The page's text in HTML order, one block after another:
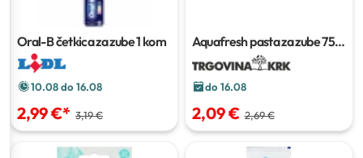
Oral-B četkica za zube1 kom
10.08 do 16.08
2,99 €* 3,19 €
Aquafresh pasta za zube75
do 16.08
2,09 € 2,69 €